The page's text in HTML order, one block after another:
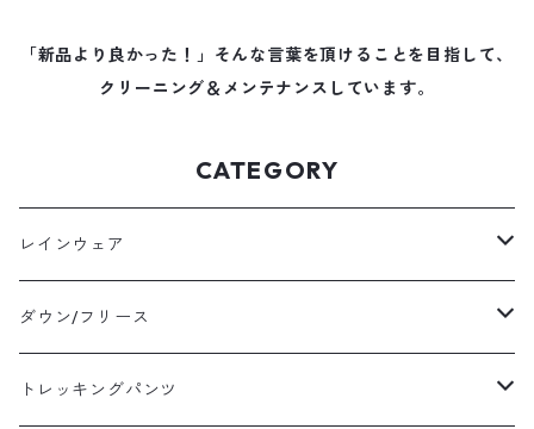
「新品より良かった！」そんな言葉を頂けることを目指して、
クリーニング＆メンテナンスしています。
CATEGORY
レインウェア
メンズレインウェア
レディースレインウェア
ダウン/フリース
メンズ ダウン/フリース
トレッキングパンツ